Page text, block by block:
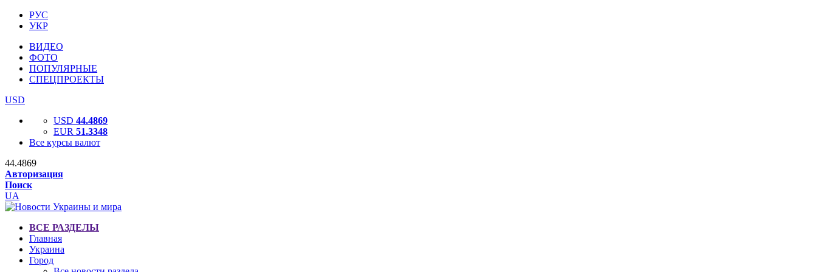
РУС
УКР
ВИДЕО
ФОТО
ПОПУЛЯРНЫЕ
СПЕЦПРОЕКТЫ
USD
USD 44.4869
EUR 51.3348
Все курсы валют
44.4869
Авторизация
Поиск
UA
ВСЕ РАЗДЕЛЫ
Главная
Украина
Город